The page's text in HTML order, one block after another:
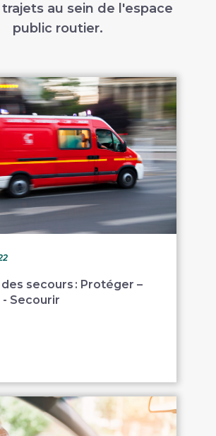
au sein de l'espace
public routier.
des secours : Protéger –
Secourir